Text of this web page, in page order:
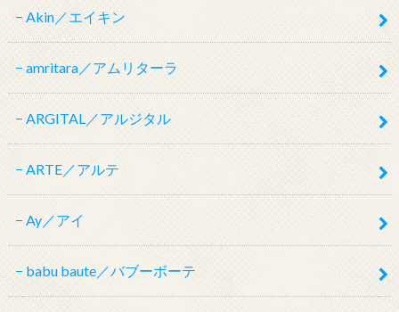
Akin／エイキン
amritara／アムリターラ
ARGITAL／アルジタル
ARTE／アルテ
Ay／アイ
babu baute／バブーボーテ